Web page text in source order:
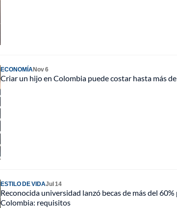
ECONOMÍANov 6
Criar un hijo en Colombia puede costar hasta más
ESTILO DE VIDAJul 14
Reconocida universidad lanzó becas de más del
Colombia: requisitos